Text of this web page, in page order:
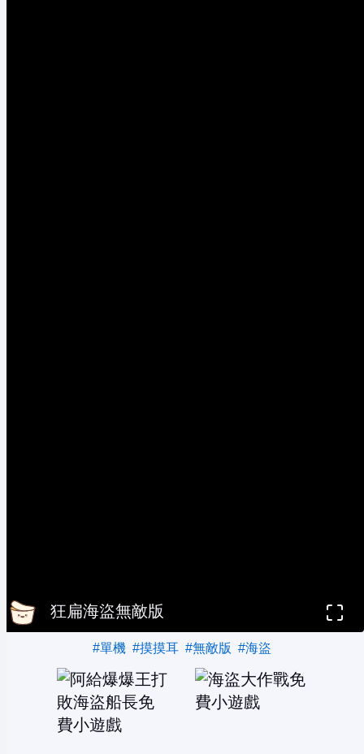
狂扁海盜無敵版
#單機 #摸摸耳 #無敵版 #海盜